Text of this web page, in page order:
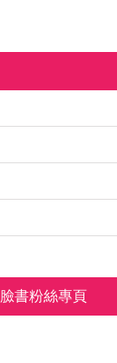
臉書粉絲專頁